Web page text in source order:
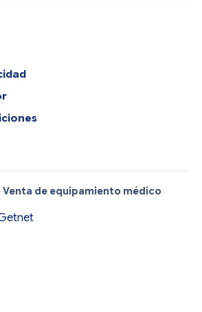
Venta de equipamiento médico